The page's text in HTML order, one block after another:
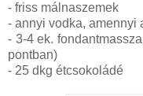
- friss málnaszemek
- annyi vodka, amennyi
- 3-4 ek.
pontban)
- 25 dkg étcsokoládé